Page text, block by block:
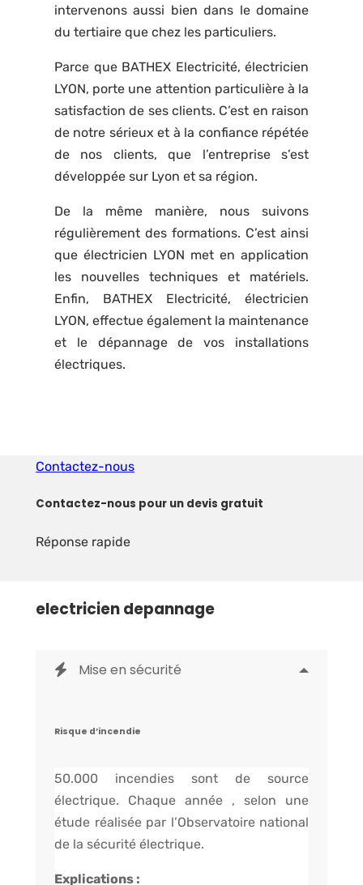
intervenons aussi bien dans le domaine
du tertiaire que chez les particuliers.
Parce que BATHEX Electricité, électricien
LYON, porte une attention particulière à la
satisfaction de ses clients. C’est en raison
de notre sérieux et à la confiance répétée
de nos clients, que l’entreprise s’est
développée sur Lyon et sa région.
De la même manière, nous suivons
régulièrement des formations. C’est ainsi
que électricien LYON met en application
les nouvelles techniques et matériels.
Enfin, BATHEX Electricité, électricien
LYON, effectue également la maintenance
et le dépannage de vos installations
électriques.
Contactez-nous
Contactez-nous pour un devis gratuit
Réponse rapide
electricien depannage
Mise en sécurité
Risque d’incendie
50.000 incendies sont de source
électrique. Chaque année , selon une
étude réalisée par l’Observatoire national
de la sécurité électrique.
Explications :